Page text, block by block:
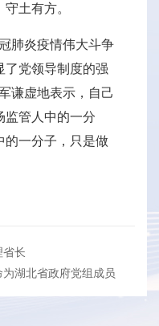
土有方。
肺炎疫情伟大斗争
了党领导制度的强
谦虚地表示，自己
监管人中的一分
的一分子，只是做
省长
湖北省政府党组成员